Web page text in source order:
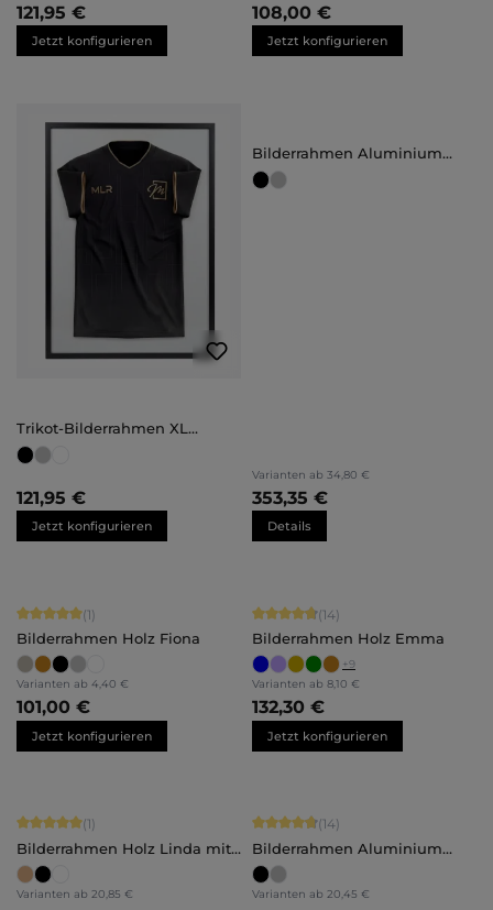
121,95 €
Jetzt konfigurieren
108,00 €
Jetzt konfigurieren
Trikot-Bilderrahmen XL
(70x100)
121,95 €
Jetzt konfigurieren
Bilderrahmen Aluminium
Noah Brandschutz Zertifikat
A1
Varianten ab 34,80 €
353,35 €
Details
Durchschnittliche Bewertung von 5 von 5 Sternen
(1)
Bilderrahmen Holz Fiona
Varianten ab 4,40 €
101,00 €
Jetzt konfigurieren
Durchschnittliche Bewertung von
(14)
Bilderrahmen Holz Emma
+9
Varianten ab 8,10 €
132,30 €
Jetzt konfigurieren
Durchschnittliche Bewertung von 5 von 5 Sternen
(1)
Bilderrahmen Holz Linda mit
Abstandsleiste
Varianten ab 20,85 €
Durchschnittliche Bewertung von
(14)
Bilderrahmen Aluminium
Costa
Varianten ab 20,45 €